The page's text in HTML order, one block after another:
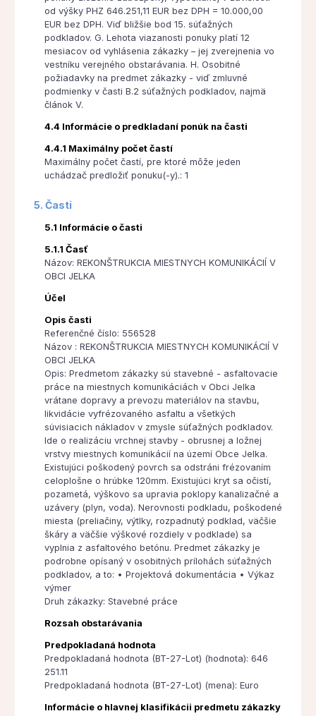
od výšky PHZ 646.251,11 EUR bez DPH = 10.000,00
EUR bez DPH. Viď bližšie bod 15. súťažných
podkladov. G. Lehota viazanosti ponuky platí 12
mesiacov od vyhlásenia zákazky – jej zverejnenia vo
vestníku verejného obstarávania. H. Osobitné
požiadavky na predmet zákazky - viď zmluvné
podmienky v časti B.2 súťažných podkladov, najmä
článok V.
4.4 Informácie o predkladaní ponúk na časti
4.4.1 Maximálny počet častí
Maximálny počet častí, pre ktoré môže jeden
uchádzač predložiť ponuku(-y).: 1
5. Časti
5.1 Informácie o časti
5.1.1 Časť
Názov: REKONŠTRUKCIA MIESTNYCH KOMUNIKÁCIÍ V
OBCI JELKA
Účel
Opis časti
Referenčné číslo: 556528
Názov : REKONŠTRUKCIA MIESTNYCH KOMUNIKÁCIÍ V
OBCI JELKA
Opis: Predmetom zákazky sú stavebné - asfaltovacie
práce na miestnych komunikáciách v Obci Jelka
vrátane dopravy a prevozu materiálov na stavbu,
likvidácie vyfrézovaného asfaltu a všetkých
súvisiacich nákladov v zmysle súťažných podkladov.
Ide o realizáciu vrchnej stavby - obrusnej a ložnej
vrstvy miestnych komunikácií na území Obce Jelka.
Existujúci poškodený povrch sa odstráni frézovaním
celoplošne o hrúbke 120mm. Existujúci kryt sa očistí,
pozametá, výškovo sa upravia poklopy kanalizačné a
uzávery (plyn, voda). Nerovnosti podkladu, poškodené
miesta (preliačiny, výtlky, rozpadnutý podklad, väčšie
škáry a väčšie výškové rozdiely v podklade) sa
vyplnia z asfaltového betónu. Predmet zákazky je
podrobne opísaný v osobitných prílohách súťažných
podkladov, a to: • Projektová dokumentácia • Výkaz
výmer
Druh zákazky: Stavebné práce
Rozsah obstarávania
Predpokladaná hodnota
Predpokladaná hodnota (BT-27-Lot) (hodnota): 646
251.11
Predpokladaná hodnota (BT-27-Lot) (mena): Euro
Informácie o hlavnej klasifikácii predmetu zákazky